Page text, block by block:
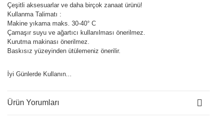
Çeşitli aksesuarlar ve daha birçok zanaat ürünü!
Kullanma Talimatı :
Makine yıkama maks. 30-40° C
Çamaşır suyu ve ağartıcı kullanılması önerilmez.
Kurutma makinası önerilmez.
Baskısız yüzeyinden ütülemeniz önerilir.
İyi Günlerde Kullanın...
Ürün Yorumları